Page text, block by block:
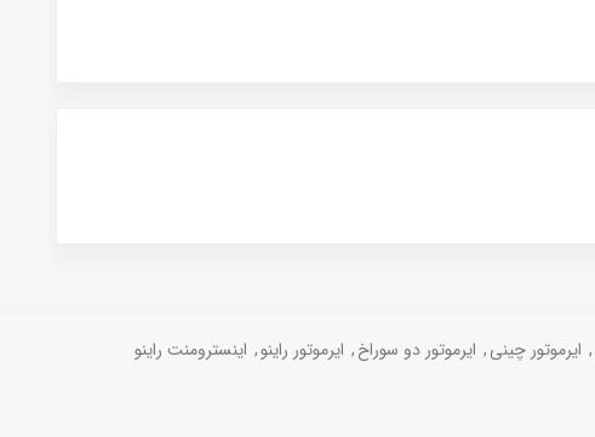
, ایرموتور چینی, ایرموتور دو سوراخ, ایرموتور راینو, اینسترومنت راینو